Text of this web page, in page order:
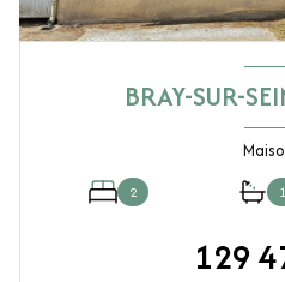
BRAY-SUR-
2 1
129